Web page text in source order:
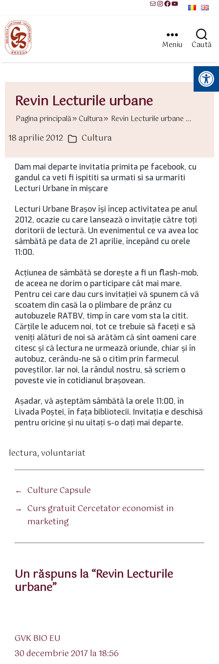
MailInstagram
Facebook
YouTube
Meniu Caută
Instrumente pentru accesibilitate
Revin Lecturile urbane
Pagina principală Cultura Revin Lecturile urbane ...
18 aprilie 2012 Categorii
Cultura
Dam mai departe invitatia primita pe facebook, cu
gandul ca veti fi ispititi sa urmati si sa urmariti
Lecturi Urbane în mișcare
Lecturi Urbane Brașov își încep activitatea pe anul
2012, ocazie cu care lansează o invitație către toți
doritorii de lectură. Un evenimentul ce va avea loc
sâmbătă pe data de 21 aprilie, începând cu orele
11:00.
Acțiunea de sâmbătă se dorește a fi un flash-mob,
de aceea ne dorim o participare cât mai mare.
Pentru cei care dau curs invitației vă spunem că vă
scoatem din casă la o plimbare de prânz cu
autobuzele RATBV, timp în care vom sta la citit.
Cărțile le aducem noi, tot ce trebuie să faceți e să
veniți alături de noi să arătăm că sînt oameni care
citesc și că lectura ne urmează oriunde, chiar și în
autobuz, cerându-ne să o citim prin farmecul
poveștilor. Iar noi, la rândul nostru, să scriem o
poveste vie în cotidianul brașovean.
Așadar, vă așteptăm sâmbătă la orele 11:00, în
Livada Poștei, în fața bibliotecii. Invitația e deschisă
pentru oricine și nu uitați s-o dați mai departe.
lectura,voluntariat
← Culture Capsule
→ Curs gratuit Cercetator economist in
marketing
Un răspuns la “Revin Lecturile
urbane”
GVK BIO EU
30 decembrie 2017 la 18:56